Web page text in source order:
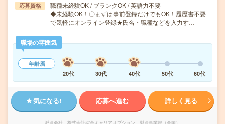
応募資格
職種未経験OK / ブランクOK / 英語力不要
◆未経験OK！〇まずは事前登録だけでもOK！履歴書不要
で気軽にオンライン登録★氏名・職種などを入力す…
職場の雰囲気
年齢層
20代
30代 40代 50代 60代
気になる! 応募へ進む 詳しく見る